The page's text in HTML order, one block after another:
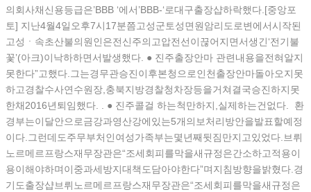
의회사채신용등급은’BBB ‘에서’BBB-‘로대구출장샵하락했다.[중앙포
토] 지난4월4일오후7시17분쯤고성군토성면원암리도로변에서시작된
고성ㆍ속초산불의원인은전신주의고압전선이끊어지면서생긴‘전기불
꽃’(아크)이낙하하면서발생했다. ● 진주출장안마 관련내용을전혀알지
못한다”고했다.그는경무관승진이후본청으로인천출장안마돌아오지못
하고경찰수사연수원장,충북지방경찰청차장등을거쳐결국승진하지못
한채2016년퇴임했다. . ● 진주콜걸 하는척만하지,실제하는건없다. 환
경부는이달안으로금강과영산강에있는5개의보처리방안을발표할예정
이다.그런데도주무부처인여성가족부는몇년째뒷짐만지고있었다.브뤼
노르메르프랑스재무장관은“조세회피를막을새규정은간소하고적용이
용이해야하며이중과세방지대책도담아야한다”며지침방향을밝혔다.경
기도출장샵브뤼노르메르프랑스재무장관은“조세회피를막을새규정은